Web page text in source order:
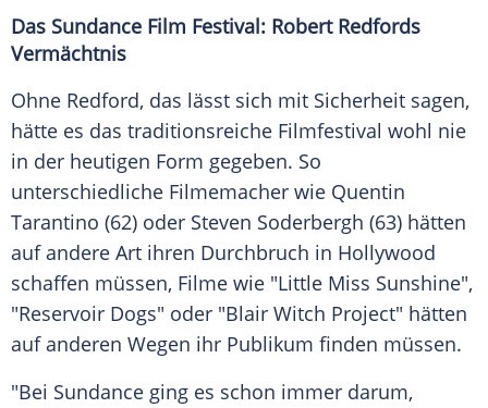
Das Sundance Film Festival: Robert Redfords
Vermächtnis
Ohne Redford, das lässt sich mit Sicherheit sagen,
hätte es das traditionsreiche Filmfestival wohl nie
in der heutigen Form gegeben. So
unterschiedliche Filmemacher wie Quentin
Tarantino (62) oder Steven Soderbergh (63) hätten
auf andere Art ihren Durchbruch in Hollywood
schaffen müssen, Filme wie "Little Miss Sunshine",
"Reservoir Dogs" oder "Blair Witch Project" hätten
auf anderen Wegen ihr Publikum finden müssen.
"Bei Sundance ging es schon immer darum,